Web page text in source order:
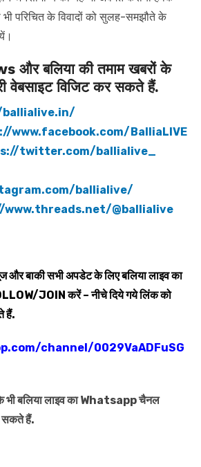
परिचित के विवादों को सुलह-समझौते के
और बलिया की तमाम खबरों के
वेबसाइट विजिट कर सकते हैं.
www.facebook.com/BalliaLIVE
twitter.com/ballialive_
ballialive/
@ballialive
और बाकी सभी अपडेट के लिए बलिया लाइव का
JOINकरें – नीचे दिये गये लिंक को
हैं.
channel/0029VaADFuSG
बलिया लाइव का Whatsapp चैनल
हैं.